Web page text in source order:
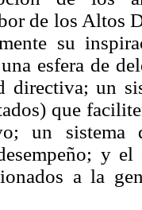
de los Altos
su
esfera de
directiva; un
que
un
y
a la